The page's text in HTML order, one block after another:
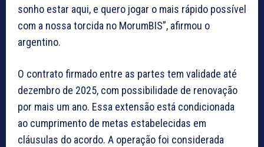
sonho estar aqui, e quero jogar o mais rápido possível
com a nossa torcida no MorumBIS”, afirmou o
argentino.
O contrato firmado entre as partes tem validade até
dezembro de 2025, com possibilidade de renovação
por mais um ano. Essa extensão está condicionada
ao cumprimento de metas estabelecidas em
cláusulas do acordo. A operação foi considerada